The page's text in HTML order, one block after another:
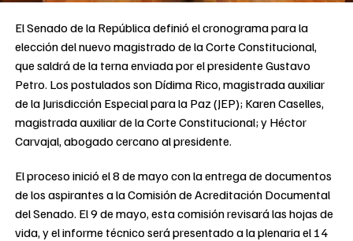
El Senado de la República definió el cronograma para la
elección del nuevo magistrado de la Corte Constitucional,
que saldrá de la terna enviada por el presidente Gustavo
Petro. Los postulados son Dídima Rico, magistrada auxiliar
de la Jurisdicción Especial para la Paz (JEP); Karen Caselles,
magistrada auxiliar de la Corte Constitucional; y Héctor
Carvajal, abogado cercano al presidente.
El proceso inició el 8 de mayo con la entrega de documentos
de los aspirantes a la Comisión de Acreditación Documental
del Senado. El 9 de mayo, esta comisión revisará las hojas de
vida, y el informe técnico será presentado a la plenaria el 14